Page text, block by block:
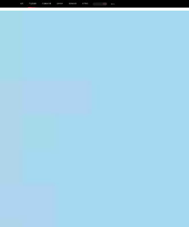
首页 产品及服务 行业解决方案 合作伙伴 投资者关系 关于我们 中EN